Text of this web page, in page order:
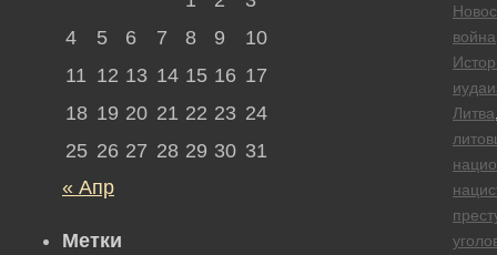
война
Литва
4
5 6 7 8 9
10
11 12 13 14 15 16 17
18 19 20 21 22 23 24
25 26 27 28 29 30 31
« Апр
Метки